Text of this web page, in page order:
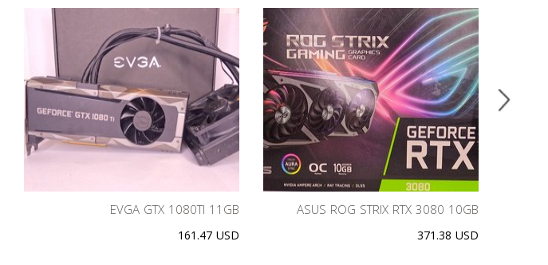
EVGA GTX 1080TI 11GB
161.47 USD
ASUS ROG STRIX RTX 3080 10GB
371.38 USD